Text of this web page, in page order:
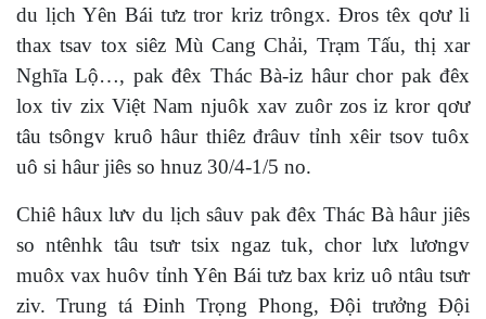
du lịch Yên Bái tưz tror kriz trôngx. Đros têx qơư li
thax tsav tox siêz Mù Cang Chải, Trạm Tấu, thị xar
Nghĩa Lộ…, pak đêx Thác Bà-iz hâur chor pak đêx
lox tiv zix Việt Nam njuôk xav zuôr zos iz kror qơư
tâu tsôngv kruô hâur thiêz đrâuv tỉnh xêir tsov tuôx
uô si hâur jiês so hnuz 30/4-1/5 no.
Chiê hâux lưv du lịch sâuv pak đêx Thác Bà hâur jiês
so ntênhk tâu tsưr tsix ngaz tuk, chor lưx lươngv
muôx vax huôv tỉnh Yên Bái tưz bax kriz uô ntâu tsưr
ziv. Trung tá Đinh Trọng Phong, Đội trưởng Đội